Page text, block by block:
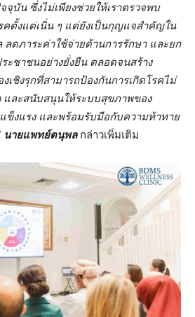
บัน ซึ่งไม่เพียงช่วยให้เราตรวจพบ
คตั้งแต่เนิ่น ๆ แต่ยังเป็นกุญแจสำคัญใน
ดภาระค่าใช้จ่ายด้านการรักษา และยก
ชาชนอย่างยั่งยืน ตลอดจนสร้าง
เชิงรุกที่สามารถป้องกันการเกิดโรคไม่
และสนับสนุนให้ระบบสุขภาพของ
ข็งแรง และพร้อมรับมือกับความท้าทาย
นายแพทย์ตนุพล กล่าวเพิ่มเติม